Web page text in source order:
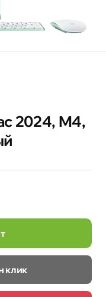
2024, M4,
клик